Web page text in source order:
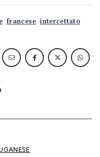
francese intercettato